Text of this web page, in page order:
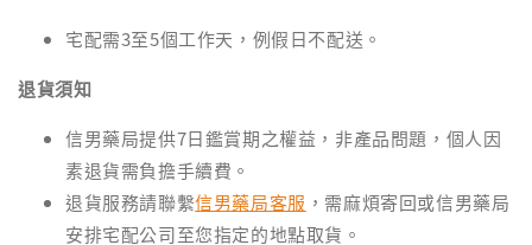
宅配需3至5個工作天，例假日不配送。
退貨須知
信男藥局提供7日鑑賞期之權益，非產品問題，個人因
素退貨需負擔手續費。
退貨服務請聯繫信男藥局客服 ，需麻煩寄回或信男藥局
安排宅配公司至您指定的地點取貨。